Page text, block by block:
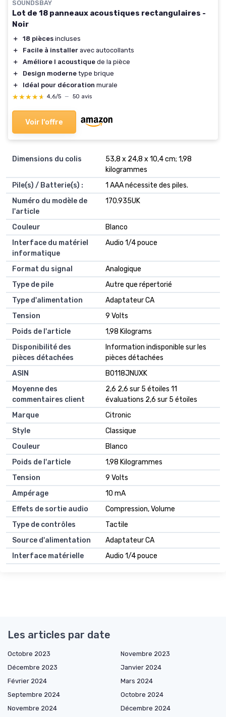
SOUNDSBAY
Lot de 18 panneaux acoustiques rectangulaires -
Noir
＋ 18 pièces incluses
＋
Facile à installer avec autocollants
＋
Améliore l acoustique de la pièce
＋
Design moderne type brique
＋
Idéal pour décoration murale
★★★★★
★★★★★ 4,6/5 — 50 avis
Voir l'offre
Dimensions du colis
‎53,8 x 24,8 x 10,4 cm; 1,98
kilogrammes
Pile(s) / Batterie(s) :
‎1 AAA nécessite des piles.
Numéro du modèle de
l'article
‎170.935UK
Couleur
‎Blanco
Interface du matériel
informatique
‎Audio 1/4 pouce
Format du signal
‎Analogique
Type de pile
‎Autre que répertorié
Type d'alimentation
‎Adaptateur CA
Tension
‎9 Volts
Poids de l'article
‎1,98 Kilograms
Disponibilité des
pièces détachées
‎Information indisponible sur les
pièces détachées
ASIN
B0118JNUXK
Moyenne des
commentaires client
2,6 2,6 sur 5 étoiles 11
évaluations 2,6 sur 5 étoiles
Marque
Citronic
Style
Classique
Couleur
Blanco
Poids de l'article
1,98 Kilogrammes
Tension
9 Volts
Ampérage
10 mA
Effets de sortie audio
Compression, Volume
Type de contrôles
Tactile
Source d'alimentation
Adaptateur CA
Interface matérielle
Audio 1/4 pouce
Les articles par date
Octobre 2023
Novembre 2023
Décembre 2023
Janvier 2024
Février 2024
Mars 2024
Septembre 2024
Octobre 2024
Novembre 2024
Décembre 2024